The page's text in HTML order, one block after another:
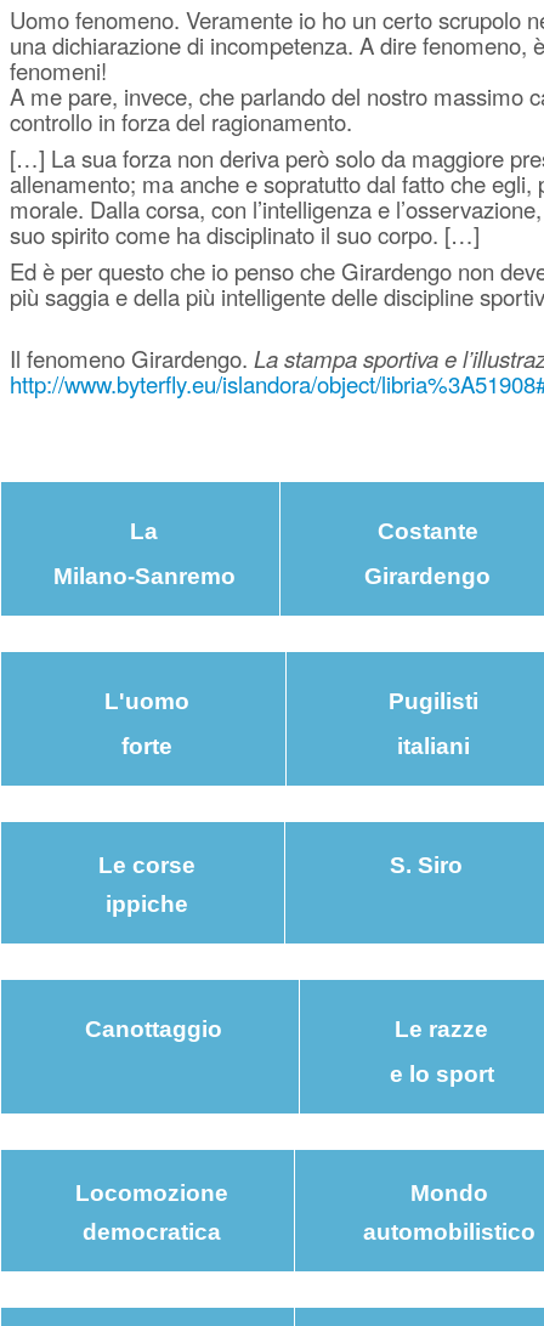
Uomo fenomeno. Veramente io ho un certo scrupolo
una dichiarazione di incompetenza. A dire
fenomeni!
A me pare, invece, che parlando del nostro massimo
controllo in forza del ragionamento.
[…] La sua forza non deriva però solo da maggiore
allenamento; ma anche e sopratutto dal fatto che
morale. Dalla corsa, con l’intelligenza e
suo spirito come ha disciplinato il suo corpo. […]
Ed è per questo che io penso che Girardengo non
più saggia e della più intelligente delle discipline
Il fenomeno Girardengo. La stampa sportiva e
http://www.byterfly.eu/islandora/object/
La
Milano-Sanremo
Costante
Girardengo
L'uomo
forte
Pugilisti
italiani
Le corse
ippiche
S. Siro
Canottaggio
Le razze
e lo sport
Locomozione
democratica
Mondo
automobilistico